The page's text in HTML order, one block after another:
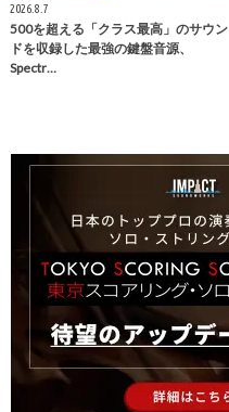
2026.8.7
500を超える「クラス最高」のサウン
ドを収録した最強の鍵盤音源、
Spectr…